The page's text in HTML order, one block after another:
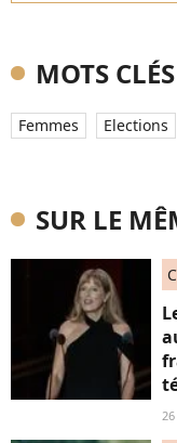
MOTS CLÉS
Femmes Elections
SUR LE